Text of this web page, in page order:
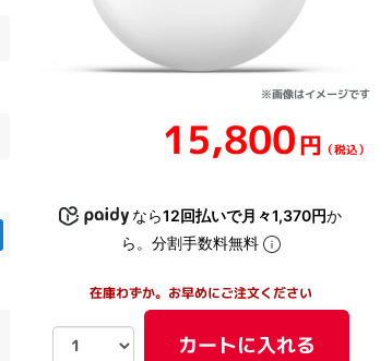
※画像はイメージです
15,800円 （税込）
なら12回払いで月々1,370円か
ら。分割手数料無料
在庫わずか。お早めにご注文ください
カートに入れる
DVD±RW